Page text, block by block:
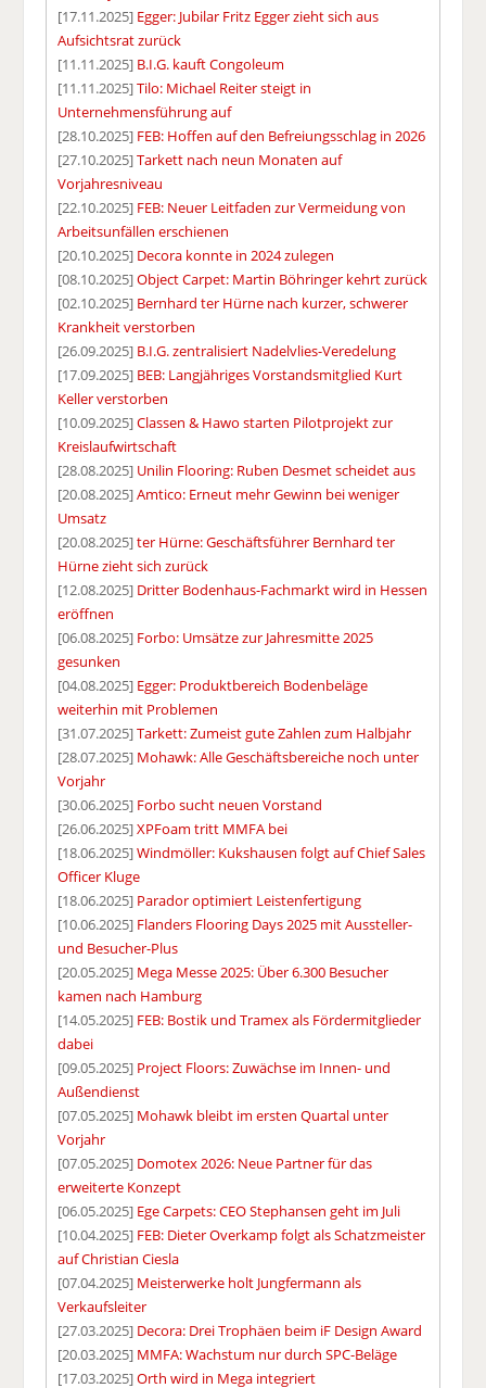
[17.11.2025] Egger: Jubilar Fritz Egger zieht sich aus
Aufsichtsrat zurück
[11.11.2025] B.I.G. kauft Congoleum
[11.11.2025]Tilo: Michael Reiter steigt in
Unternehmensführung auf
[28.10.2025] FEB: Hoffen auf den Befreiungsschlag in 2026
[27.10.2025]Tarkett nach neun Monaten auf
Vorjahresniveau
[22.10.2025] FEB: Neuer Leitfaden zur Vermeidung von
Arbeitsunfällen erschienen
[20.10.2025] Decora konnte in 2024 zulegen
[08.10.2025]Object Carpet: Martin Böhringer kehrt zurück
[02.10.2025] Bernhard ter Hürne nach kurzer, schwerer
Krankheit verstorben
[26.09.2025] B.I.G. zentralisiert Nadelvlies-Veredelung
[17.09.2025] BEB: Langjähriges Vorstandsmitglied Kurt
Keller verstorben
[10.09.2025]Classen & Hawo starten Pilotprojekt zur
Kreislaufwirtschaft
[28.08.2025] Unilin Flooring: Ruben Desmet scheidet aus
[20.08.2025]Amtico: Erneut mehr Gewinn bei weniger
Umsatz
[20.08.2025]ter Hürne: Geschäftsführer Bernhard ter
Hürne zieht sich zurück
[12.08.2025] Dritter Bodenhaus-Fachmarkt wird in Hessen
eröffnen
[06.08.2025] Forbo: Umsätze zur Jahresmitte 2025
gesunken
[04.08.2025] Egger: Produktbereich Bodenbeläge
weiterhin mit Problemen
[31.07.2025]Tarkett: Zumeist gute Zahlen zum Halbjahr
[28.07.2025] Mohawk: Alle Geschäftsbereiche noch unter
Vorjahr
[30.06.2025] Forbo sucht neuen Vorstand
[26.06.2025]XPFoam tritt MMFA bei
[18.06.2025]Windmöller: Kukshausen folgt auf Chief Sales
Officer Kluge
[18.06.2025] Parador optimiert Leistenfertigung
[10.06.2025] Flanders Flooring Days 2025 mit Aussteller-
und Besucher-Plus
[20.05.2025] Mega Messe 2025: Über 6.300 Besucher
kamen nach Hamburg
[14.05.2025] FEB: Bostik und Tramex als Fördermitglieder
dabei
[09.05.2025] Project Floors: Zuwächse im Innen- und
Außendienst
[07.05.2025] Mohawk bleibt im ersten Quartal unter
Vorjahr
[07.05.2025] Domotex 2026: Neue Partner für das
erweiterte Konzept
[06.05.2025] Ege Carpets: CEO Stephansen geht im Juli
[10.04.2025] FEB: Dieter Overkamp folgt als Schatzmeister
auf Christian Ciesla
[07.04.2025] Meisterwerke holt Jungfermann als
Verkaufsleiter
[27.03.2025] Decora: Drei Trophäen beim iF Design Award
[20.03.2025] MMFA: Wachstum nur durch SPC-Beläge
[17.03.2025]Orth wird in Mega integriert